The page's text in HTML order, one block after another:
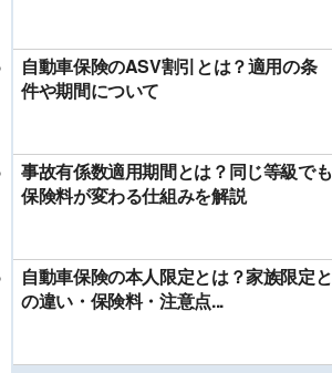
自動車保険のASV割引とは？適用の条
件や期間について
事故有係数適用期間とは？同じ等級でも
保険料が変わる仕組みを解説
自動車保険の本人限定とは？家族限定と
の違い・保険料・注意点...